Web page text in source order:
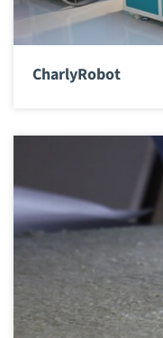
CharlyRobot